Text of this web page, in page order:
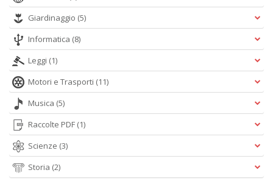
Giardinaggio (5)
Informatica (8)
Leggi (1)
Motori e Trasporti (11)
Musica (5)
Raccolte PDF (1)
Scienze (3)
Storia (2)